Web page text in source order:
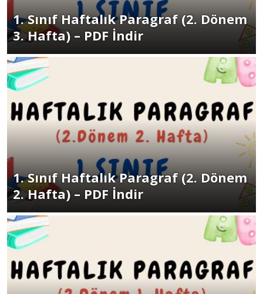
1. Sınıf Haftalık Paragraf (2. Dönem
3. Hafta) – PDF İndir
1. Sınıf Haftalık Paragraf (2. Dönem
2. Hafta) – PDF İndir